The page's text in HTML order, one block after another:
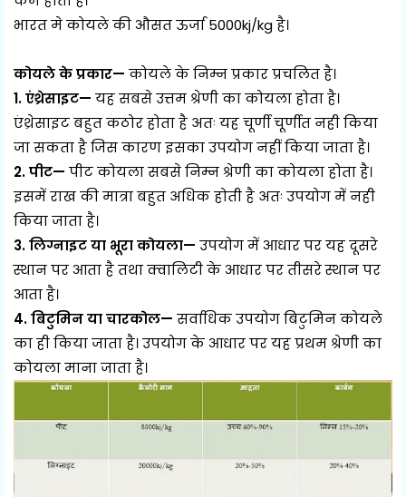
भारत मे कोयले की औसत ऊर्जा 5000kj/kg है।
कोयले के प्रकार— कोयले के निम्न प्रकार प्रचलित है।
1. एंथ्रेसाइट— यह सबसे उत्तम श्रेणी का कोयला होता है।
एंथ्रेसाइट बहुत कठोर होता है अतः यह चूर्णी चूर्णीत नही किया
जा सकता है जिस कारण इसका उपयोग नहीं किया जाता है।
2. पीट— पीट कोयला सबसे निम्न श्रेणी का कोयला होता है।
इसमें राख की मात्रा बहुत अधिक होती है अतः उपयोग में नही
किया जाता है।
3. लिग्नाइट या भूरा कोयला— उपयोग में आधार पर यह दूसरे
स्थान पर आता है तथा क्वालिटी के आधार पर तीसरे स्थान पर
आता है।
4. बिटुमिन या चारकोल— सर्वाधिक उपयोग बिटुमिन कोयले
का ही किया जाता है। उपयोग के आधार पर यह प्रथम श्रेणी का
कोयला माना जाता है।